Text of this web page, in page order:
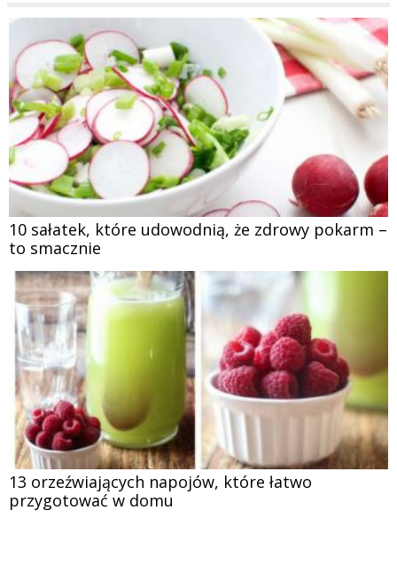
10 sałatek, które udowodnią, że zdrowy pokarm –
to smacznie
13 orzeźwiających napojów, które łatwo
przygotować w domu